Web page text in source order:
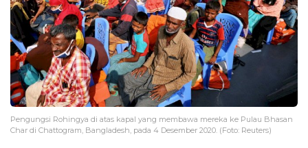
Pengungsi Rohingya di atas kapal yang membawa mereka ke Pulau Bhasan
Char di Chattogram, Bangladesh, pada 4 Desember 2020. (Foto: Reuters)